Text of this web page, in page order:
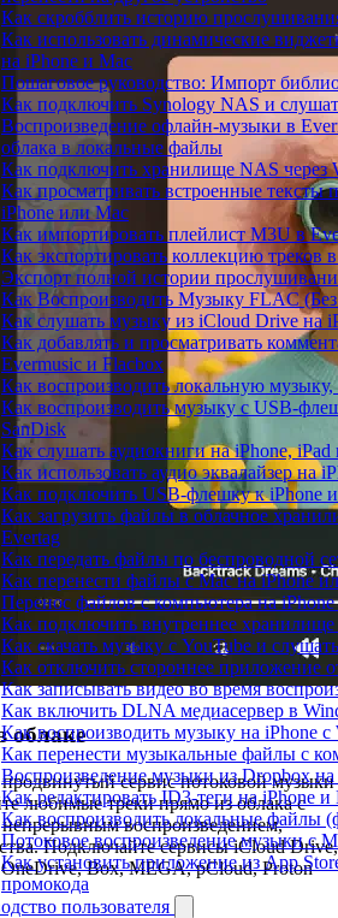
Как скробблить историю
Как использовать динамические
на iPhone и Mac
Пошаговое руководство: Импорт
Как подключить Synology NAS и
Воспроизведение офлайн-музыки в
облака в локальные файлы
Как подключить хранилище NAS через
Как просматривать встроенные
iPhone или Mac
Как импортировать плейлист M3U в
Как экспортировать коллекцию
Экспорт полной истории
Как Воспроизводить Музыку FLAC
Как слушать музыку из iCloud Drive на
Как добавлять и просматривать
Evermusic и Flacbox
Как воспроизводить локальную
Как воспроизводить музыку с USB-
SanDisk
Как слушать аудиокниги на iPhone,
Как использовать аудио эквалайзер на
Как подключить USB-флешку к iPhone
Как загрузить файлы в облачное
Evertag
Как передать файлы по беспроводной
Как перенести файлы с Mac на iPhone
Перенос файлов с компьютера на
Как подключить внутреннее
Как скачать музыку с YouTube и
Как отключить стороннее приложение
Как записывать видео во время
Как включить DLNA медиасервер в
Как воспроизводить музыку на iPhone
Как перенести музыкальные файлы с
Воспроизведение музыки из Dropbox
Как редактировать ID3-теги на iPhone и
Как воспроизводить локальные файлы
Потоковое воспроизведение музыки с
Как установить приложение из App
промокода
пользователя
облаке
сервис потоковой музыки
любимые треки прямо из облака с
воспроизведением,
Подключайте сервисы iCloud Drive,
Box, MEGA, pCloud, Proton